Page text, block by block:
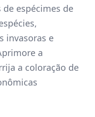
espécimes de
invasoras e
a
a coloração de